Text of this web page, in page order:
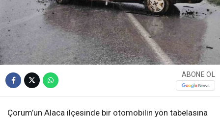
ABONE OL
Çorum’un Alaca ilçesinde bir otomobilin yön tabelasına